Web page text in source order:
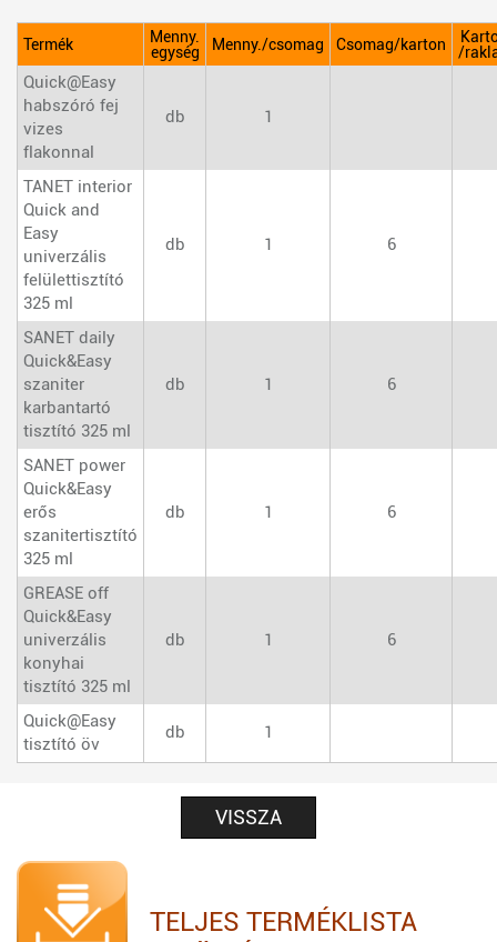
Termék
Menny.
egység
Menny./csomag Csomag/karton
/
Quick@Easy
habszóró fej
vizes
flakonnal
db 1
TANET interior
Quick and
Easy
univerzális
felülettisztító
325 ml
db 1 6
SANET daily
Quick&Easy
szaniter
karbantartó
tisztító 325 ml
db 1 6
SANET power
Quick&Easy
erős
szanitertisztító
325 ml
db 1 6
GREASE off
Quick&Easy
univerzális
konyhai
tisztító 325 ml
db 1 6
Quick@Easy
tisztító öv
db 1
VISSZA
TELJES TERMÉKLISTA